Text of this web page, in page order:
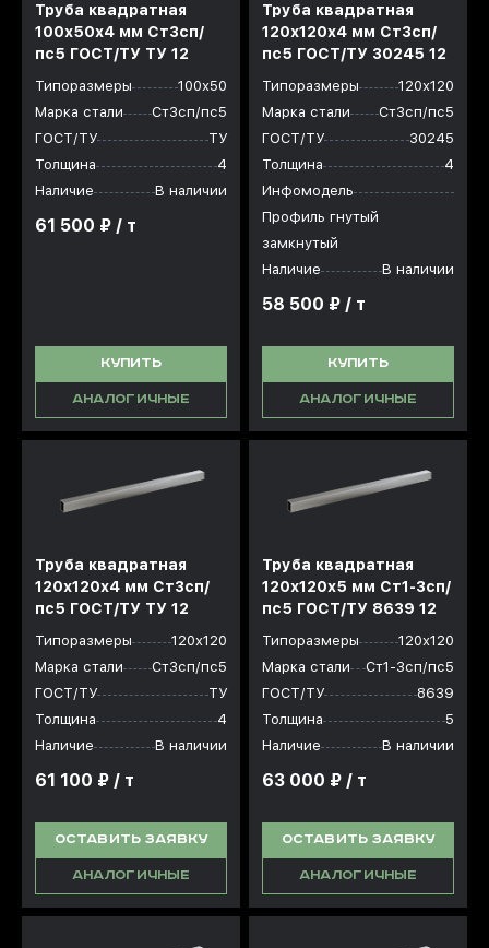
Труба квадратная
100х50x4 мм Ст3сп/
пс5 ГОСТ/ТУ ТУ 12
Типоразмеры
100х50
Марка стали
Ст3сп/пс5
ГОСТ/ТУ
ТУ
Толщина
4
Наличие
В наличии
61 500 ₽ / т
КУПИТЬ
АНАЛОГИЧНЫЕ
Труба квадратная
120х120x4 мм Ст3сп/
пс5 ГОСТ/ТУ 30245 12
Типоразмеры
120х120
Марка стали
Ст3сп/пс5
ГОСТ/ТУ
30245
Толщина
4
Инфомодель
Профиль гнутый
замкнутый
Наличие
В наличии
58 500 ₽ / т
КУПИТЬ
АНАЛОГИЧНЫЕ
Труба квадратная
120х120x4 мм Ст3сп/
пс5 ГОСТ/ТУ ТУ 12
Типоразмеры
120х120
Марка стали
Ст3сп/пс5
ГОСТ/ТУ
ТУ
Толщина
4
Наличие
В наличии
61 100 ₽ / т
ОСТАВИТЬ ЗАЯВКУ
АНАЛОГИЧНЫЕ
Труба квадратная
120х120x5 мм Ст1-3сп/
пс5 ГОСТ/ТУ 8639 12
Типоразмеры
120х120
Марка стали
Ст1-3сп/пс5
ГОСТ/ТУ
8639
Толщина
5
Наличие
В наличии
63 000 ₽ / т
ОСТАВИТЬ ЗАЯВКУ
АНАЛОГИЧНЫЕ